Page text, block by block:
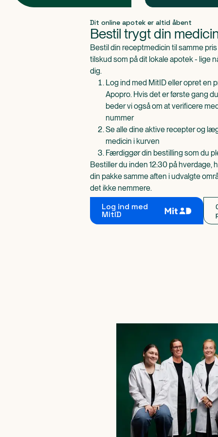
Dit online apotek er altid åbent
Bestil trygt din
Bestil din receptmedicin til samme
tilskud som på dit lokale apotek - lige
dig.
Log ind med MitID eller opret en
Apopro. Hvis det er første gang
beder vi også om at verificere
nummer
Se alle dine aktive recepter og
medicin i kurven
Færdiggør din bestilling som du
Bestiller du inden 12:30 på hverdage,
din pakke samme aften i udvalgte
det ikke nemmere.
Log ind med
MitID